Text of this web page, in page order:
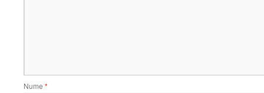
Nume *